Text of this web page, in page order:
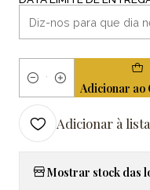
Quantidade Adicionar ao
Adicionar à
Mostrar stock das